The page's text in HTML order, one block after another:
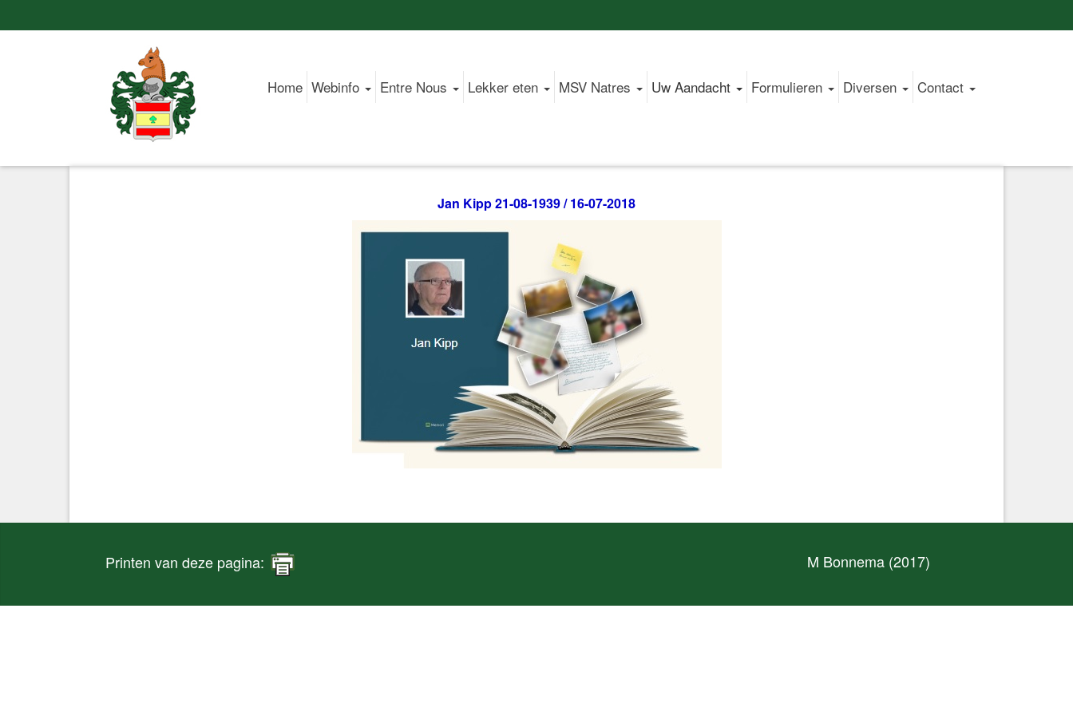
Home Webinfo Entre Nous Lekker eten MSV Natres Uw Aandacht Formulieren Diversen Contact
Jan Kipp 21-08-1939 / 16-07-2018
Printen van deze pagina: M Bonnema (2017)